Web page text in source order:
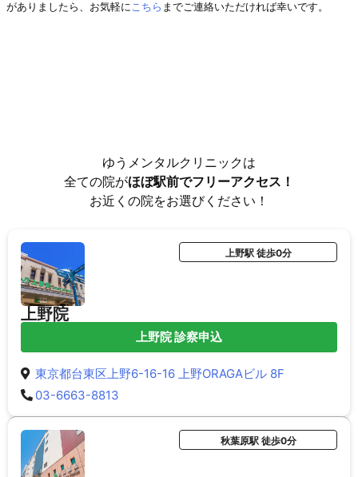
がありましたら、お気軽にこちら までご連絡いただければ幸いです。
ゆうメンタルクリニックは
全ての院がほぼ駅前でフリーアクセス！
お近くの院をお選びください！
上野院
上野駅 徒歩0分
上野院 診察申込
東京都台東区上野6-16-16 上野ORAGAビル 8F
03-6663-8813
秋葉原駅 徒歩0分